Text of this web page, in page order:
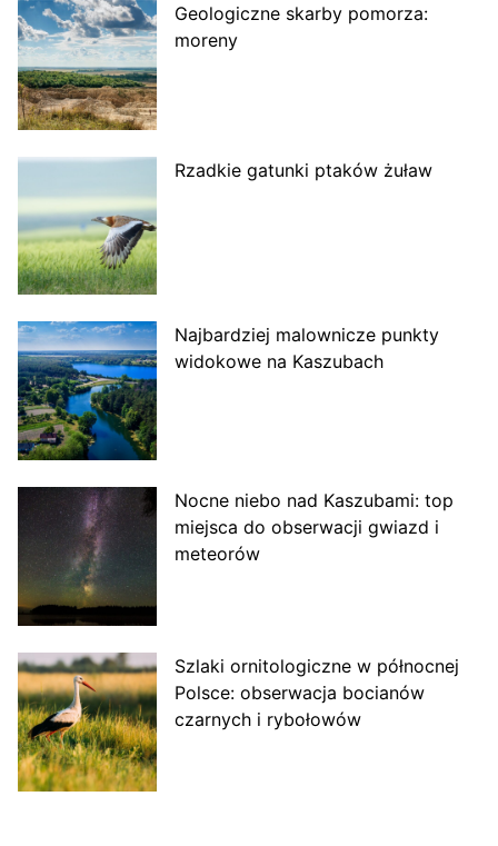
Geologiczne skarby pomorza:
moreny
Rzadkie gatunki ptaków żuław
Najbardziej malownicze punkty
widokowe na Kaszubach
Nocne niebo nad Kaszubami: top
miejsca do obserwacji gwiazd i
meteorów
Szlaki ornitologiczne w północnej
Polsce: obserwacja bocianów
czarnych i rybołowów